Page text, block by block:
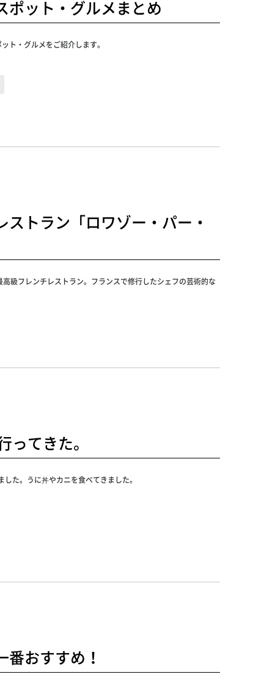
ポット・グルメまとめ
ト・グルメをご紹介します。
トラン「ロワゾー・パー・
級フレンチレストラン。フランスで修行したシェフの芸術的な
ってきた。
た。うに丼やカニを食べてきました。
番おすすめ！